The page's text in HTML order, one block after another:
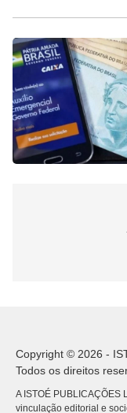
Copyright © 2026 -
Todos os direitos
A ISTOÉ PUBLICAÇÕES
vinculação editorial e